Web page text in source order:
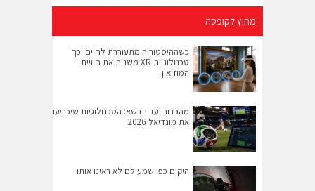
מחוץ לקופסה
כשההיסטוריה מתעוררת לחיים: כך
טכנולוגיות XR משנות את חוויית
המוזיאון
מהכדור ועד הדשא: הטכנולוגיות שיכריעו
את מונדיאל 2026
היקום כפי שמעולם לא ראינו אותו